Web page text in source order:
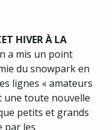
HIVER À LA
a mis un point
du snowpark en
lignes « amateurs
une toute nouvelle
petits et grands
par les